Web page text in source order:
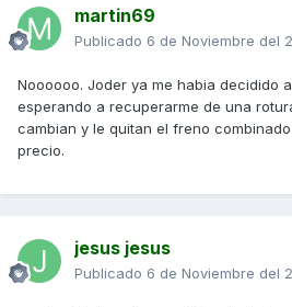
martin69
Publicado 6 de Noviembre del
Noooooo. Joder ya me habia decidido
esperando a recuperarme de una
cambian y le quitan el freno
precio.
jesus jesus
Publicado 6 de Noviembre del